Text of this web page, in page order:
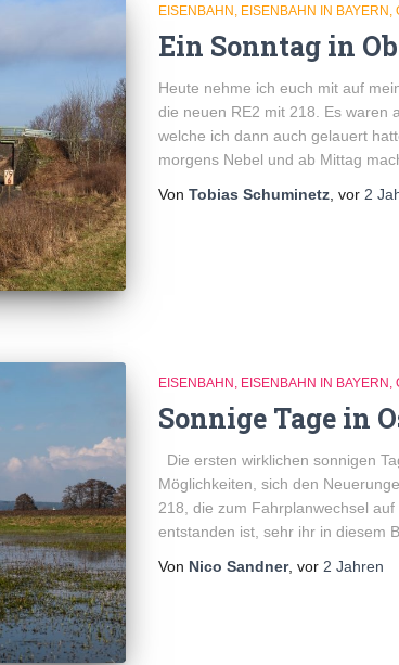
EISENBAHN EISENBAHN IN BAYERN
Ein Sonntag in
Heute nehme ich euch mit auf
die neuen RE2 mit 218. Es waren
welche ich dann auch gelauert
morgens Nebel und ab Mittag
Von Tobias Schuminetz, vor 2
EISENBAHN EISENBAHN IN BAYERN
Sonnige Tage in
Die ersten wirklichen sonnigen
Möglichkeiten, sich den
218, die zum Fahrplanwechsel
entstanden ist, sehr ihr in diesem
Von Nico Sandner, vor 2 Jahren